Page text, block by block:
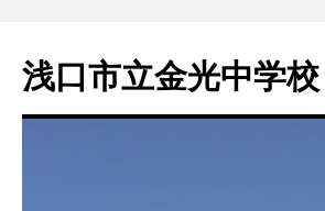
浅口市立金光中学校